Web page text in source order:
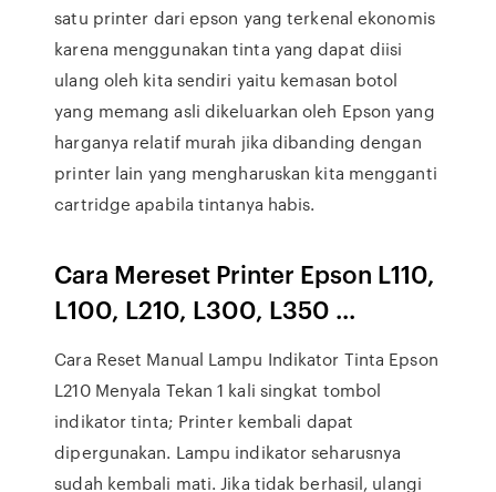
satu printer dari epson yang terkenal ekonomis
karena menggunakan tinta yang dapat diisi
ulang oleh kita sendiri yaitu kemasan botol
yang memang asli dikeluarkan oleh Epson yang
harganya relatif murah jika dibanding dengan
printer lain yang mengharuskan kita mengganti
cartridge apabila tintanya habis.
Cara Mereset Printer Epson L110,
L100, L210, L300, L350 ...
Cara Reset Manual Lampu Indikator Tinta Epson
L210 Menyala Tekan 1 kali singkat tombol
indikator tinta; Printer kembali dapat
dipergunakan. Lampu indikator seharusnya
sudah kembali mati. Jika tidak berhasil, ulangi